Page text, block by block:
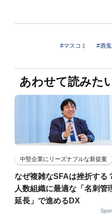
#マスコミ #酒
あわせて読みた
中堅企業にリーズナブルな新提案
なぜ複雑なSFAは挫折する
人数組織に最適な「名刺管
延長」で進めるDX